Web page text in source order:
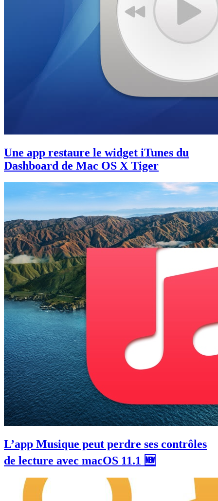
Une app restaure le widget iTunes du
Dashboard de Mac OS X Tiger
L’app Musique peut perdre ses contrôles
de lecture avec macOS 11.1 🆕